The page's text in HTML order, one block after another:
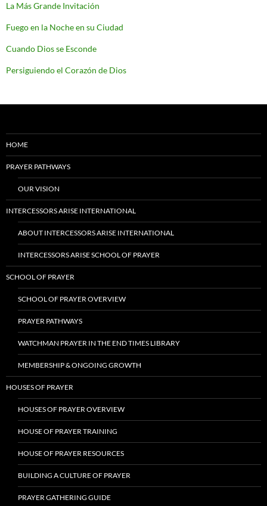
La Más Grande Invitación
Fuego en la Noche en su Ciudad
Cuando Dios se Esconde
Persiguiendo el Corazón de Dios
HOME
PRAYER PATHWAYS
OUR VISION
INTERCESSORS ARISE INTERNATIONAL
ABOUT INTERCESSORS ARISE INTERNATIONAL
INTERCESSORS ARISE SCHOOL OF PRAYER
SCHOOL OF PRAYER
SCHOOL OF PRAYER OVERVIEW
PRAYER PATHWAYS
WATCHMAN PRAYER IN THE END TIMES LIBRARY
MEMBERSHIP & ONGOING GROWTH
HOUSES OF PRAYER
HOUSES OF PRAYER OVERVIEW
HOUSE OF PRAYER TRAINING
HOUSE OF PRAYER RESOURCES
BUILDING A CULTURE OF PRAYER
PRAYER GATHERING GUIDE